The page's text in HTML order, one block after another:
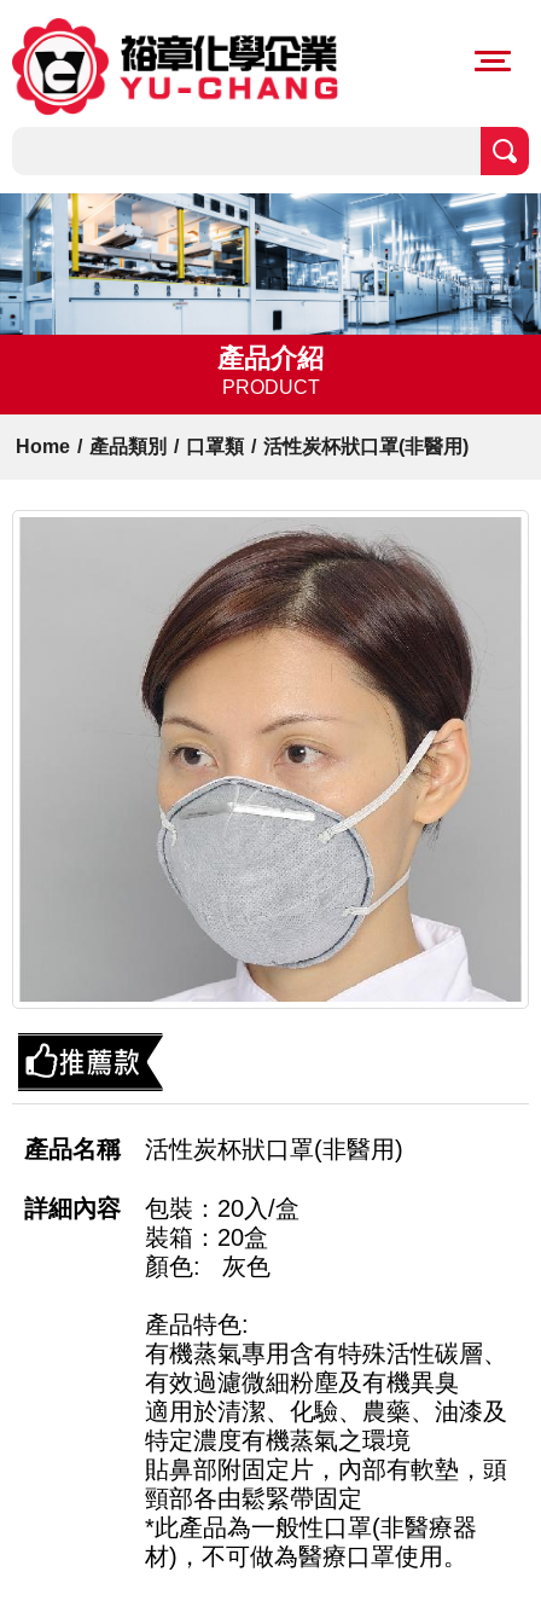
產品介紹
PRODUCT
Home / 產品類別 / 口罩類 / 活性炭杯狀口罩(非醫用)
活性炭杯狀口罩(非醫用)
包裝：20入/盒
裝箱：20盒
顏色: 灰色
產品特色:
有機蒸氣專用含有特殊活性碳層、
有效過濾微細粉塵及有機異臭
適用於清潔、化驗、農藥、油漆及
特定濃度有機蒸氣之環境
貼鼻部附固定片，內部有軟墊，頭
頸部各由鬆緊帶固定
*此產品為一般性口罩(非醫療器
材)，不可做為醫療口罩使用。